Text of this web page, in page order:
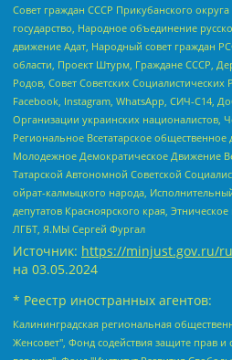
Совет граждан СССР Прикубанского
государство, Народное объединение
движение Адат, Народный совет граждан
области, Проект Штурм, Граждане СССР,
Родов, Совет Советских
Facebook, Instagram, WhatsApp, СИЧ-С14,
Организации украинских националистов,
Региональное Всетатарское общественное
Молодежное Демократическое Движение
Татарской Автономной Советской
ойрат-калмыцкого народа,
депутатов Красноярского края,
ЛГБТ, Я.МЫ Сергей Фургал
Источник: https://minjust.gov.ru/
на 03.05.2024
* Реестр иностранных агентов:
Калининградская региональная общественная организация "Экозащита!-Женсовет", Фонд содействия защите прав и свобод граждан "Общественный вердикт", Фонд "Институт Развития Свободы Информации", Частное учреждение "Информационное агентство МЕМО. РУ", Региональная общественная организация "Общественная комиссия по сохранению наследия академика Сахарова", Фонд поддержки свободы прессы, Санкт-Петербургская общественная правозащитная организация "Гражданский контроль", Межрегиональная общественная организация "Информационно-просветительский центр "Мемориал", Региональный Фонд "Центр Защиты Прав Средств Массовой Информации", с 05.12.2023 Фонд "Центр Защиты Прав Средств массовой информации", Региональная общественная благотворительная организация помощи беженцам и мигрантам "Гражданское содействие", Негосударственное образовательное учреждение дополнительного профессионального образования (повышение квалификации) специалистов "АКАДЕМИЯ ПО ПРАВАМ ЧЕЛОВЕКА", Свердловская региональная общественная организация "Сутяжник", Автономная некоммерческая организация "Центр независимых социологических исследований", Союз общественных объединений "Российский исследовательский центр по правам человека", Региональное общественное учреждение научно-информационный центр "МЕМОРИАЛ", Некоммерческая организация "Фонд защиты гласности", Автономная некоммерческая организация "Институт прав человека", Городская общественная организация "Екатеринбургское общество "МЕМОРИАЛ", Городская общественная организация "Рязанское историко-просветительское и правозащитное общество "Мемориал" (Рязанский Мемориал), Челябинский региональный орган общественной самодеятельности – женское общественное объединение "Женщины Евразии", Челябинский региональный орган общественной самодеятельности "Уральская правозащитная группа", Фонд содействия защите здоровья и социальной справедливости имени Андрея Рылькова, Автономная Некоммерческая Организация "Аналитический Центр Юрия Левады", Автономная некоммерческая организация социальной поддержки населения "Проект Апрель", Региональная общественная организация помощи женщинам и детям, находящимся в кризисной ситуации "Информационно-методический центр "Анна", Фонд содействия развитию массовых коммуникаций и правовому просвещению "Так-так-Так", Фонд содействия устойчивому развитию "Серебряная тайга", Свердловский региональный общественный фонд социальных проектов "Новое время", "Idel.Реалии", Кавказ.Реалии, Крым.Реалии, Телеканал Настоящее Время, Татаро-башкирская служба Радио Свобода (Azatliq Radiosi), Радио Свободная Европа/Радио Свобода (PCE/PC), "Сибирь.Реалии", "Фактограф", Благотворительный фонд помощи осужденным и их семьям, Автономная некоммерческая организация "Институт глобализации и социальных движений", Фонд "В защиту прав заключенных", Частное учреждение "Центр поддержки и содействия развитию средств массовой информации", Пензенский региональный общественный благотворительный фонд "Гражданский союз", "Север.Реалии", Некоммерческая организация Фонд "Правовая инициатива", Общество с ограниченной ответственностью "Радио Свободная Европа/Радио Свобода", Чешское информационное агентство "MEDIUM-ORIENT", Красноярская региональная общественная организация "Мы против СПИДа", Камалягин Денис Николаевич, Маркелов Сергей Евгеньевич, Пономарев Лев Александрович, Савицкая Людмила Алексеевна, Автономная некоммерческая организация "Центр по работе с проблемой насилия "НАСИЛИЮ.НЕТ", Межрегиональный профессиональный союз работников здравоохранения "Альянс врачей", Юридическое лицо, зарегистрированное в Латвийской Республике, SIA "Medusa Project" (регистрационный номер 40103797863, дата регистрации 10.06.2014), Некоммерческая организация "Фонд по борьбе с коррупцией", Автономная некоммерческая организация "Институт права и публичной политики", Баданин Роман Сергеевич, Гликин Максим Александрович, Железнова Мария Михайловна, Лукьянова Юлия Сергеевна, Маетная Елизавета Витальевна, Маняхин Петр Борисович, Чуракова Ольга Владимировна, Ярош Юлия Петровна, Юридическое лицо "The Insider SIA", зарегистрированное в Риге, Латвийская Республика (дата регистрации 26.06.2015), являющееся администратором доменного имени интернет-издания "The Insider SIA", https://theins.ru, Постернак Алексей Евгеньевич, Рубин Михаил Аркадьевич, Анин Роман Александрович, Юридическое лицо Istories fonds, зарегистрированное в Латвийской Республике (регистрационный номер 50008295751, дата регистрации 24.02.2020), Великовский Дмитрий Александрович, Долинина Ирина Николаевна, Мароховская Алеся Алексеевна, Шлейнов Роман Юрьевич, Шмагун Олеся Валентиновна, Общество с ограниченной ответственностью "Альтаир 2021", Общество с ограниченной ответственностью "Вега 2021", Общество с ограниченной ответственностью "Главный редактор 2021", Общество с ограниченной ответственностью "Ромашки монолит", Важенков Артем Валерьевич, Ивановская областная общественная организация "Центр гендерных исследований", Гурман Юрий Альбертович, Медиапроект "ОВД-Инфо", Егоров Владимир Владимирович, Жилинский Владимир Александрович, Общество с ограниченной ответственностью "ЗП", Иванова София Юрьевна, Карезина Инна Павловна, Кильтау Екатерина Викторовна, Петров Алексей Викторович, Пискунов Сергей Евгеньевич, Смирнов Сергей Сергеевич, Тихонов Михаил Сергеевич, Общество с ограниченной ответственностью "ЖУРНАЛИСТ-ИНОСТРАННЫЙ АГЕНТ", Арапова Галина Юрьевна, Вольтская Татьяна Анатольевна, Американская компания "Mason G.E.S. Anonymous Foundation" (США), являющаяся владельцем интернет-издания https://mnews.world/, Компания "Stichting Bellingcat", зарегистрированная в Нидерландах (дата регистрации 11.07.2018), Захаров Андрей Вячеславович, Клепиковская Екатерина Дмитриевна, Общество с ограниченной ответственностью "МЕМО", Перл Роман Александрович, Симонов Евгений Алексеевич, Соловьева Елена Анатольевна, Сотников Даниил